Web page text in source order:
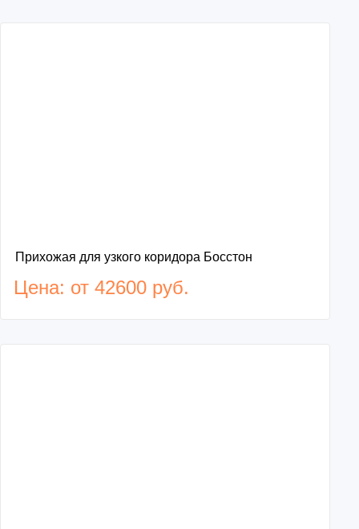
Прихожая для узкого коридора Босстон
Цена: от 42600 руб.